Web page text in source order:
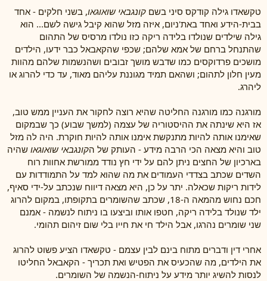
טקשאדו גילה קודקס סיני בשם קונגבאי שואוגאו, בשני חלקים - אחד
בבית-הידע ואחד באת'ניום, איזה מזל שהוא קיבל גישה לשם... הוא
גילה שילדים שנולדו בלידה ריקה כזו נולדו מרסיס של התהום
שהתנחל ברחם של אמא שלהם; שכפי שהקאבאל כבר ידעו, הילדים
מושכים פרדוקסים כמו שדבש מושך זבובים ושהנשמות שלהם מהוות
מעין חלון לתהום; ושהאם תמיד מגוננת עליהם מאוד, עד כדי להרוג או
ליהרג.
מורגנה כמו מורגנה החליטה שהיא רוצה לחקור את העניין ממש טוב,
אז היא שינתה את ההיסטוריה של עצמה (למשך שבוע) כך שבמקום
שאימנו אותה להיות מתנקשת אימנו אותה להיות חוקרת. היה לה מזל
טוב והיא מצאה הכי הרבה מידע - העותק של הקונגבאי שואוגאו שהיה
בארכיון של החצים ניתן להם על ידי חץ נודד ממורשת אחוות רוח
השדים שכתב בצדדי העמודים את מה שהוא למד על התמודדות עם
לידות ריקות שכאלה. יתר על כן, היא מצאה דיווח שנכתב על-ידי סאיף,
חכם נחוש מהמאה ה-18, שכתב שהשומרים בתקופתו, במקום להרוג
ילד שנולד בלידה ריקה, חטפו אותו וביצעו בו ניתוח לנשמה - אמנם
שני שומרים נהרגו, אבל הילד חי את חייו בלי שום זיהום תהומי.
אחרי דין ודברים מתוח בינם לבין עצמם - טקשאדו הציע פשוט להרוג
את הילדים, מה שהכעיס את הפטיש ואת תכריך - הקאבאל החליטו
לנסות להשיג יותר מידע על ניתוח-הנשמה של השומרים.